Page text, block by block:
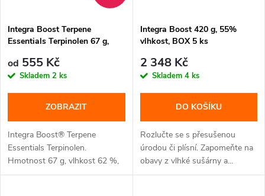
Integra Boost Terpene
Essentials Terpinolen 67 g,
od 555 Kč
Skladem 2 ks
ZOBRAZIT
Integra Boost® Terpene
Essentials Terpinolen.
Hmotnost 67 g, vlhkost 62 %,
balení 1 ks.
Integra Boost 420 g, 55%
vlhkost, BOX 5 ks
2 348 Kč
Skladem 4 ks
DO KOŠÍKU
Rozlučte se s přesušenou
úrodou či plísní. Zapomeňte na
obavy z vlhké sušárny a...